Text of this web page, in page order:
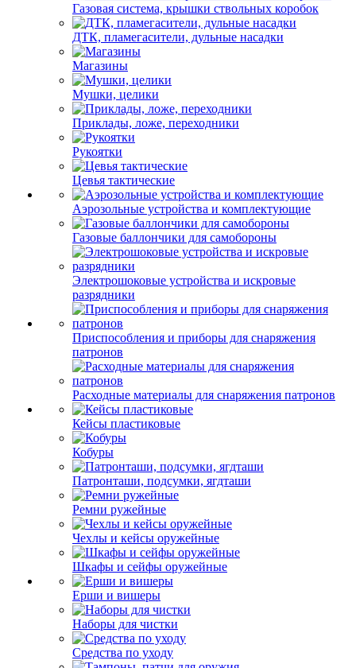
Газовая система, крышки ствольных коробок
ДТК, пламегасители, дульные насадки
Магазины
Мушки, целики
Приклады, ложе, переходники
Рукоятки
Цевья тактические
Аэрозольные устройства и комплектующие
Газовые баллончики для самобороны
Электрошоковые устройства и искровые
разрядники
Приспособления и приборы для снаряжения
патронов
Расходные материалы для снаряжения патронов
Кейсы пластиковые
Кобуры
Патронташи, подсумки, ягдташи
Ремни ружейные
Чехлы и кейсы оружейные
Шкафы и сейфы оружейные
Ерши и вишеры
Наборы для чистки
Средства по уходу